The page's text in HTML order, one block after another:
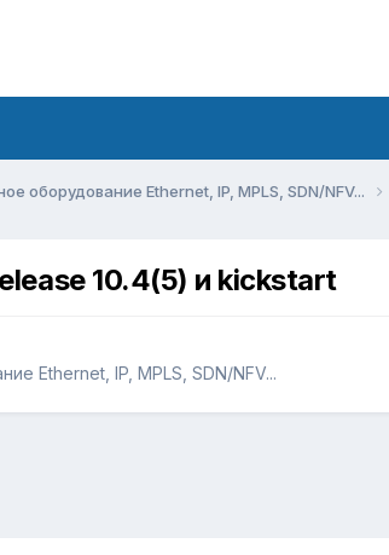
оборудование Ethernet, IP, MPLS, SDN/NFV...
10.4(5) и kickstart
Ethernet, IP, MPLS, SDN/NFV...